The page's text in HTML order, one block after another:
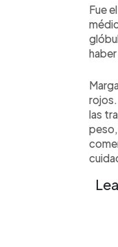
Fue
rojos.
las